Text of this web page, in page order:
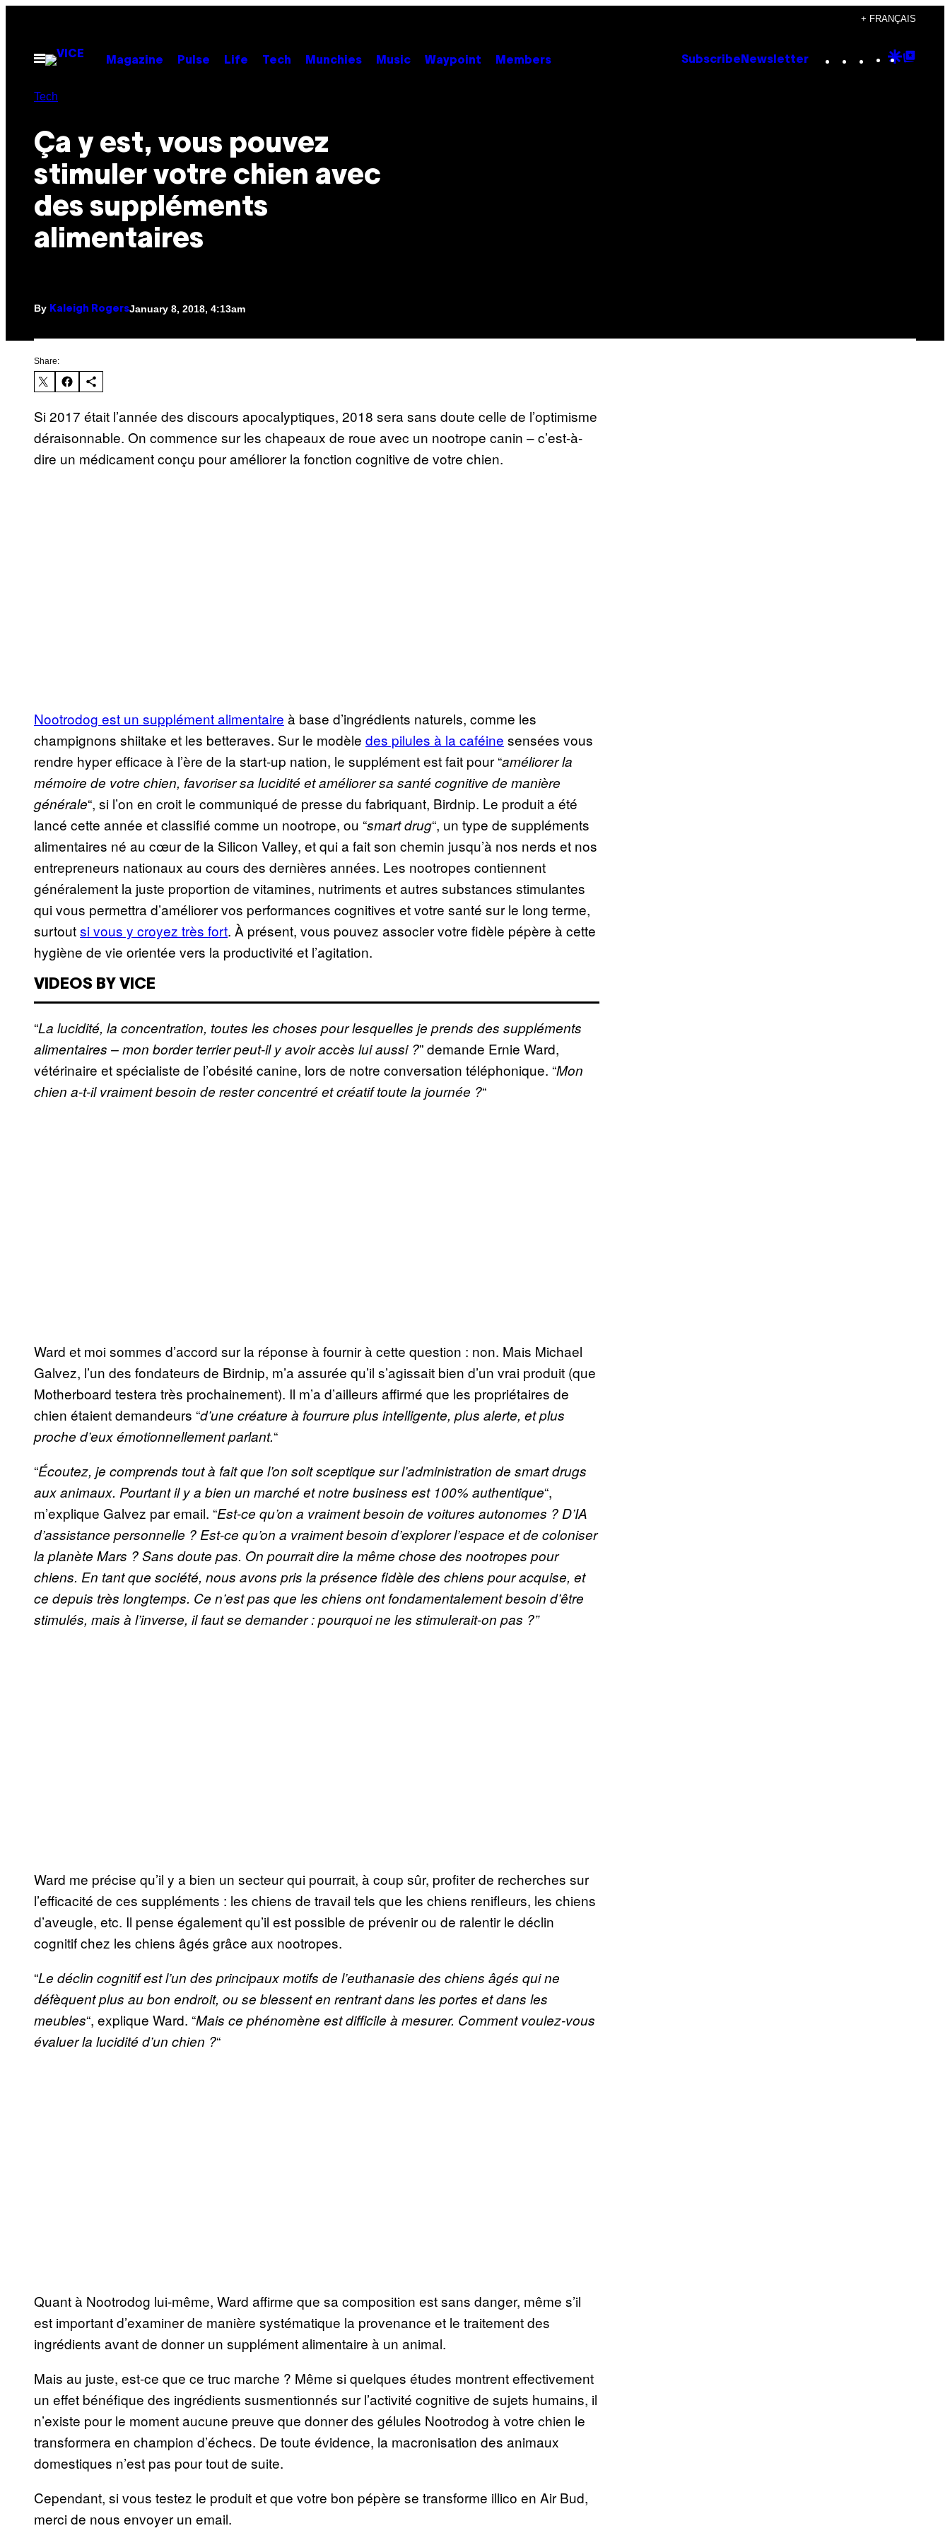
content
+ FRANÇAIS
Open
Menu
Magazine Pulse Life Tech Munchies Music Waypoint Members Subscribe Newsletter Instagram
TikTok
YouTube
Google
Tech
Ça y est, vous pouvez
stimuler votre chien avec
des suppléments
alimentaires
By Kaleigh RogersJanuary 8, 2018, 4:13am
Share:
Si 2017 était l’année des discours apocalyptiques, 2018 sera sans doute celle de l’optimisme
déraisonnable. On commence sur les chapeaux de roue avec un nootrope canin – c’est-à-
dire un médicament conçu pour améliorer la fonction cognitive de votre chien.
Nootrodog est un supplément alimentaire à base d’ingrédients naturels, comme les
champignons shiitake et les betteraves. Sur le modèle des pilules à la caféine sensées vous
rendre hyper efficace à l’ère de la start-up nation, le supplément est fait pour “améliorer la
mémoire de votre chien, favoriser sa lucidité et améliorer sa santé cognitive de manière
générale“, si l’on en croit le communiqué de presse du fabriquant, Birdnip. Le produit a été
lancé cette année et classifié comme un nootrope, ou “smart drug“, un type de suppléments
alimentaires né au cœur de la Silicon Valley, et qui a fait son chemin jusqu’à nos nerds et nos
entrepreneurs nationaux au cours des dernières années. Les nootropes contiennent
généralement la juste proportion de vitamines, nutriments et autres substances stimulantes
qui vous permettra d’améliorer vos performances cognitives et votre santé sur le long terme,
surtoutsi vous y croyez très fort. À présent, vous pouvez associer votre fidèle pépère à cette
hygiène de vie orientée vers la productivité et l’agitation.
VIDEOS BY VICE
“La lucidité, la concentration, toutes les choses pour lesquelles je prends des suppléments
alimentaires – mon border terrier peut-il y avoir accès lui aussi ?” demande Ernie Ward,
vétérinaire et spécialiste de l’obésité canine, lors de notre conversation téléphonique. “Mon
chien a-t-il vraiment besoin de rester concentré et créatif toute la journée ?“
Ward et moi sommes d’accord sur la réponse à fournir à cette question : non. Mais Michael
Galvez, l’un des fondateurs de Birdnip, m’a assurée qu’il s’agissait bien d’un vrai produit (que
Motherboard testera très prochainement). Il m’a d’ailleurs affirmé que les propriétaires de
chien étaient demandeurs “d’une créature à fourrure plus intelligente, plus alerte, et plus
proche d’eux émotionnellement parlant.“
“Écoutez, je comprends tout à fait que l’on soit sceptique sur l’administration de smart drugs
aux animaux. Pourtant il y a bien un marché et notre business est 100% authentique“,
m’explique Galvez par email. “Est-ce qu’on a vraiment besoin de voitures autonomes ? D’IA
d’assistance personnelle ? Est-ce qu’on a vraiment besoin d’explorer l’espace et de coloniser
la planète Mars ? Sans doute pas. On pourrait dire la même chose des nootropes pour
chiens. En tant que société, nous avons pris la présence fidèle des chiens pour acquise, et
ce depuis très longtemps. Ce n’est pas que les chiens ont fondamentalement besoin d’être
stimulés, mais à l’inverse, il faut se demander : pourquoi ne les stimulerait-on pas ?”
Ward me précise qu’il y a bien un secteur qui pourrait, à coup sûr, profiter de recherches sur
l’efficacité de ces suppléments : les chiens de travail tels que les chiens renifleurs, les chiens
d’aveugle, etc. Il pense également qu’il est possible de prévenir ou de ralentir le déclin
cognitif chez les chiens âgés grâce aux nootropes.
“Le déclin cognitif est l’un des principaux motifs de l’euthanasie des chiens âgés qui ne
défèquent plus au bon endroit, ou se blessent en rentrant dans les portes et dans les
meubles“, explique Ward. “Mais ce phénomène est difficile à mesurer. Comment voulez-vous
évaluer la lucidité d’un chien ?“
Quant à Nootrodog lui-même, Ward affirme que sa composition est sans danger, même s’il
est important d’examiner de manière systématique la provenance et le traitement des
ingrédients avant de donner un supplément alimentaire à un animal.
Mais au juste, est-ce que ce truc marche ? Même si quelques études montrent effectivement
un effet bénéfique des ingrédients susmentionnés sur l’activité cognitive de sujets humains, il
n’existe pour le moment aucune preuve que donner des gélules Nootrodog à votre chien le
transformera en champion d’échecs. De toute évidence, la macronisation des animaux
domestiques n’est pas pour tout de suite.
Cependant, si vous testez le produit et que votre bon pépère se transforme illico en Air Bud,
merci de nous envoyer un email.